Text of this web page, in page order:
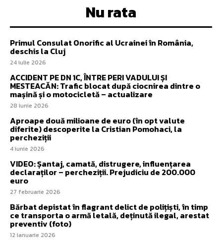
Nu rata
Primul Consulat Onorific al Ucrainei în România,
deschis la Cluj
24 iulie 2026
ACCIDENT PE DN 1C, ÎNTRE PERI VADULUI ȘI
MESTEACĂN: Trafic blocat după ciocnirea dintre o
mașină și o motocicletă – actualizare
28 iunie 2026
Aproape două milioane de euro (în opt valute
diferite) descoperite la Cristian Pomohaci, la
percheziții
4 iunie 2026
VIDEO: Șantaj, camată, distrugere, influențarea
declaraților – percheziții. Prejudiciu de 200.000
euro
27 februarie 2026
Bărbat depistat în flagrant delict de polițiști, în timp
ce transporta o armă letală, deținută ilegal, arestat
preventiv (foto)
12 ianuarie 2026